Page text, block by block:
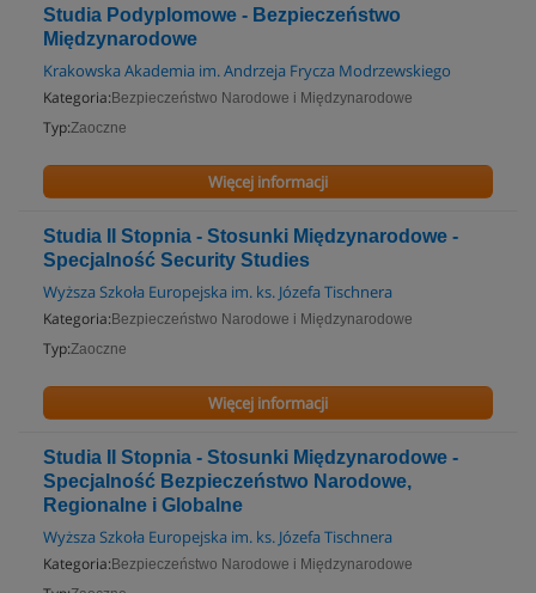
Studia Podyplomowe - Bezpieczeństwo
Międzynarodowe
Krakowska Akademia im. Andrzeja Frycza Modrzewskiego
Kategoria: Bezpieczeństwo Narodowe i Międzynarodowe
Typ:Zaoczne
Więcej informacji
Studia II Stopnia - Stosunki Międzynarodowe -
Specjalność Security Studies
Wyższa Szkoła Europejska im. ks. Józefa Tischnera
Kategoria: Bezpieczeństwo Narodowe i Międzynarodowe
Typ:Zaoczne
Więcej informacji
Studia II Stopnia - Stosunki Międzynarodowe -
Specjalność Bezpieczeństwo Narodowe,
Regionalne i Globalne
Wyższa Szkoła Europejska im. ks. Józefa Tischnera
Kategoria: Bezpieczeństwo Narodowe i Międzynarodowe